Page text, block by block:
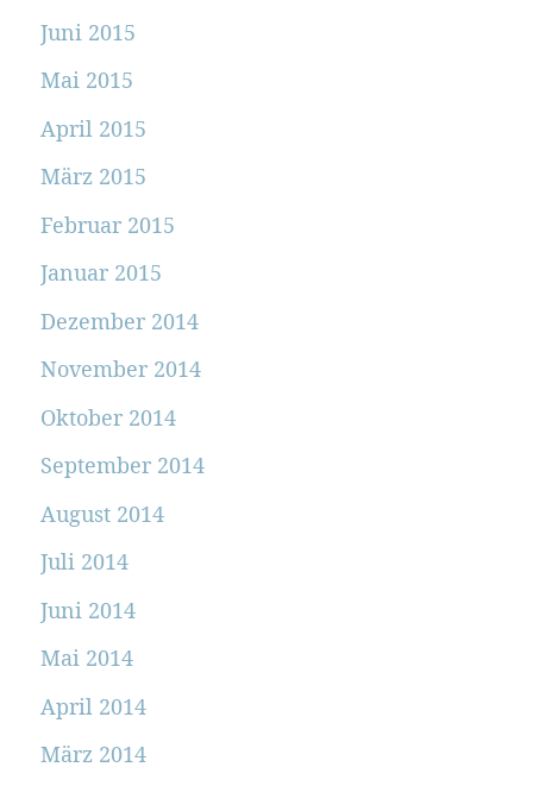
Juni 2015
Mai 2015
April 2015
März 2015
Februar 2015
Januar 2015
Dezember 2014
November 2014
Oktober 2014
September 2014
August 2014
Juli 2014
Juni 2014
Mai 2014
April 2014
März 2014